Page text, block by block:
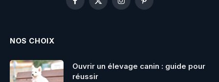
Facebook
X
InstagramPinterest
NOS CHOIX
Ouvrir un élevage canin : guide pour
réussir